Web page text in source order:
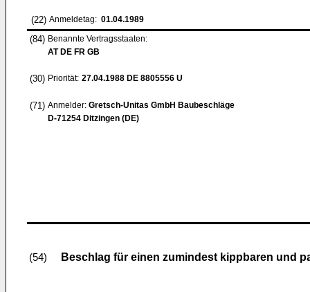
(22) Anmeldetag: 01.04.1989
(84) Benannte Vertragsstaaten:
AT DE FR GB
(30) Priorität: 27.04.1988 DE 8805556 U
(71) Anmelder: Gretsch-Unitas GmbH Baubeschläge
D-71254 Ditzingen (DE)
(54) Beschlag für einen zumindest kippbaren und